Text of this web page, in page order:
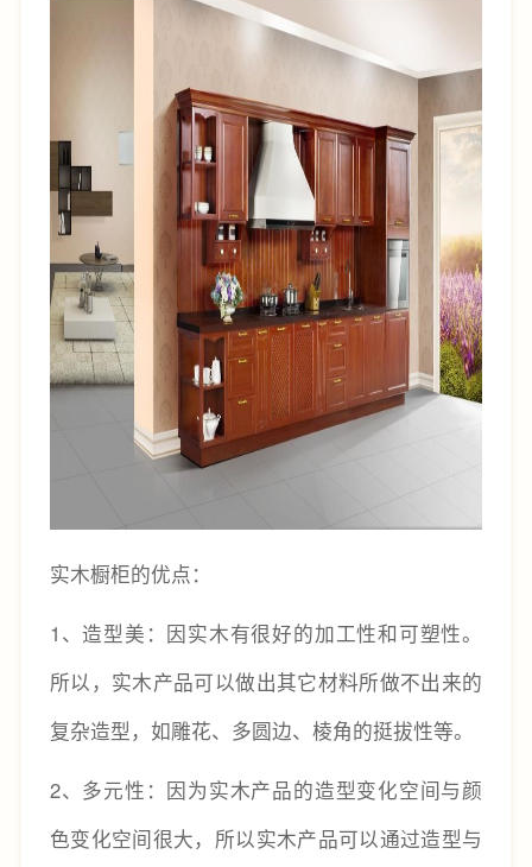
实木橱柜的优点：
1、造型美：因实木有很好的加工性和可塑性。
所以，实木产品可以做出其它材料所做不出来的
复杂造型，如雕花、多圆边、棱角的挺拔性等。
2、多元性：因为实木产品的造型变化空间与颜
色变化空间很大，所以实木产品可以通过造型与